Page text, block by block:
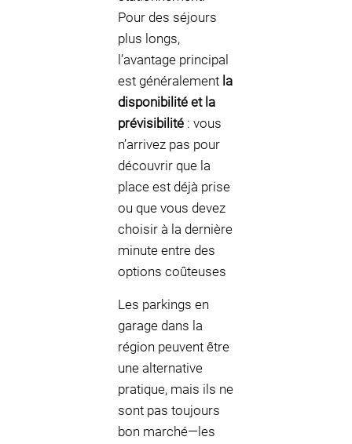
Pour des séjours
plus longs,
l’avantage principal
est généralement la
disponibilité et la
prévisibilité : vous
n’arrivez pas pour
découvrir que la
place est déjà prise
ou que vous devez
choisir à la dernière
minute entre des
options coûteuses
Les parkings en
garage dans la
région peuvent être
une alternative
pratique, mais ils ne
sont pas toujours
bon marché—les